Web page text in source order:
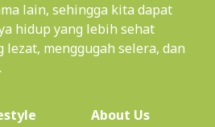
lain, sehingga kita dapat
hidup yang lebih sehat
menggugah selera, dan
About Us(current)